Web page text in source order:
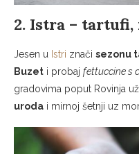
2. Istra –
Jesen u Istri znači sezonu
Buzet i probaj fettuccine s
gradovima poput Rovinja
uroda i mirnoj šetnji uz